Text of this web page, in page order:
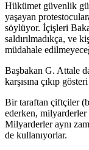
Hükümet güvenlik
yaşayan
söylüyor. İçişleri
saldırılmadıkça, ve
müdahale
Başbakan G. Attale
karşısına çıkıp
Bir taraftan çiftçiler
ederken, milyarderler
Milyarderler aynı
de kullanıyorlar.